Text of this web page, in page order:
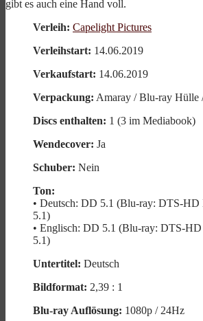
gibt es auch eine Hand voll.
Verleih: Capelight Pictures
Verleihstart: 14.06.2019
Verkaufstart: 14.06.2019
Verpackung: Amaray / Blu-ray Hülle
Discs enthalten: 1 (3 im Mediabook)
Wendecover: Ja
Schuber: Nein
Ton:
• Deutsch: DD 5.1 (Blu-ray: DTS-HD
5.1)
• Englisch: DD 5.1 (Blu-ray: DTS-
5.1)
Untertitel: Deutsch
Bildformat: 2,39 : 1
Blu-ray Auflösung: 1080p / 24Hz